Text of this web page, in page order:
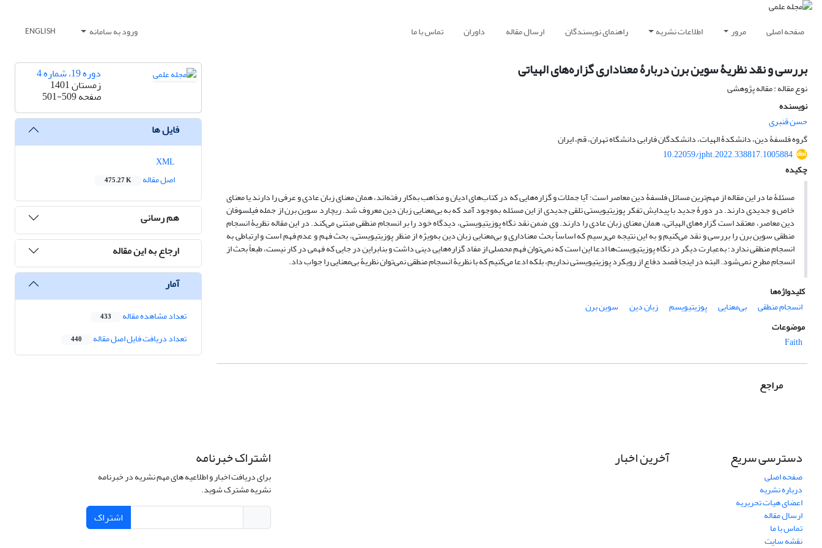
صفحه اصلی مرور اطلاعات نشریه راهنمای نویسندگان ارسال مقاله داوران تماس با ما ورود به سامانه ENGLISH
بررسی و نقد نظریۀ سوین برن دربارۀ معناداری گزاره‌های الهیاتی
نوع مقاله : مقاله پژوهشی
نویسنده
حسن قنبری
گروه فلسفۀ دین، دانشکدۀ الهیات، دانشکدگان فارابی دانشگاه تهران، قم، ایران
10.22059/jpht.2022.338817.1005884
چکیده
مسئلۀ ما در این مقاله از مهم‌ترین مسائل فلسفۀ دین معاصر است؛ آیا جملات و گزاره‌هایی که در کتاب‌های ادیان و مذاهب به‌کار رفته‌اند، همان معنای زبان عادی و عرفی را دارند یا معنای
خاص و جدیدی دارند. در دورۀ جدید با پیدایش تفکر پوزیتیویستی تلقی جدیدی از این مسئله به‌وجود آمد که به بی‌معنایی زبان دین معروف شد. ریچارد سوین برن از جمله فیلسوفان
دین معاصر، معتقد است گزاره‌های الهیاتی، همان معنای زبان عادی را دارند. وی ضمن نقد نگاه پوزیتیویستی، دیدگاه خود را بر انسجام منطقی مبتنی می‌کند. در این مقاله نظریۀ انسجام
منطقی سوین برن را بررسی و نقد می‌کنیم و به این نتیجه می‌رسیم که اساساً بحث معناداری و بی‌معنایی زبان دین به‌ویژه از منظر پوزیتیویستی، بحث فهم و عدم فهم است و ارتباطی به
انسجام منطقی ندارد؛ به‌عبارت دیگر در نگاه پوزیتیویست‌ها ادعا این است که نمی‌توان فهم محصلی از مفاد گزاره‌هایی دینی داشت و بنابراین در جایی که فهمی در کار نیست، طبعاً بحث از
انسجام مطرح نمی‌شود. البته در اینجا قصد دفاع از رویکرد پوزیتیویستی نداریم، بلکه ادعا می‌کنیم که با نظریۀ انسجام منطقی نمی‌توان نظریۀ بی‌معنایی را جواب داد.
کلیدواژه‌ها
انسجام منطقی
بی‌معنایی پوزیتیویسم زبان دین
سوین برن
موضوعات
Faith
مراجع
دوره 19، شماره 4
زمستان 1401
صفحه501-509
فایل ها
اصل مقاله
475.27 K
هم رسانی
ارجاع به این مقاله
آمار
تعداد مشاهده مقاله 433
تعداد دریافت فایل اصل مقاله 440
دسترسی سریع
صفحه اصلی
درباره نشریه
اعضای هیات تحریریه
ارسال مقاله
تماس با ما
نقشه سایت
آخرین اخبار اشتراک خبرنامه
برای دریافت اخبار و اطلاعیه های مهم نشریه در خبرنامه
نشریه مشترک شوید.
اشتراک